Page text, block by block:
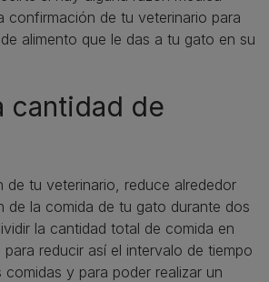
confirmación de tu veterinario para
alimento que le das a tu gato en su
cantidad de
de tu veterinario, reduce alrededor
de la comida de tu gato durante dos
la cantidad total de comida en
reducir así el intervalo de tiempo
comidas y para poder realizar un